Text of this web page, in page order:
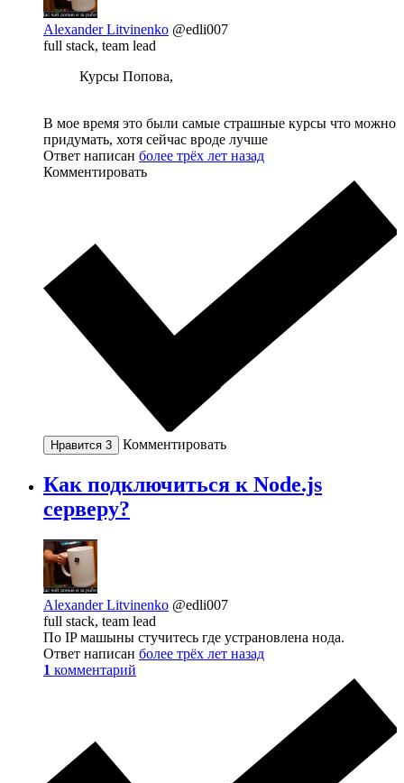
Alexander Litvinenko @edli007
full stack, team lead
Курсы Попова,
В мое время это были самые страшные курсы что можно
придумать, хотя сейчас вроде лучше
Ответ написан более трёх лет назад
Комментировать
Нравится 3 Комментировать
Как подключиться к Node.js
серверу?
Alexander Litvinenko @edli007
full stack, team lead
По IP машыны стучитесь где устрановлена нода.
Ответ написан более трёх лет назад
1 комментарий